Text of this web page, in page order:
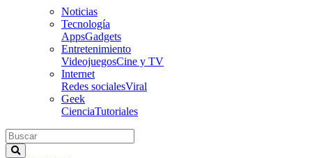
Noticias
Tecnología
AppsGadgets
Entretenimiento
VideojuegosCine y TV
Internet
Redes socialesViral
Geek
CienciaTutoriales